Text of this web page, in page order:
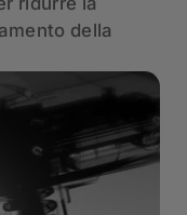
della